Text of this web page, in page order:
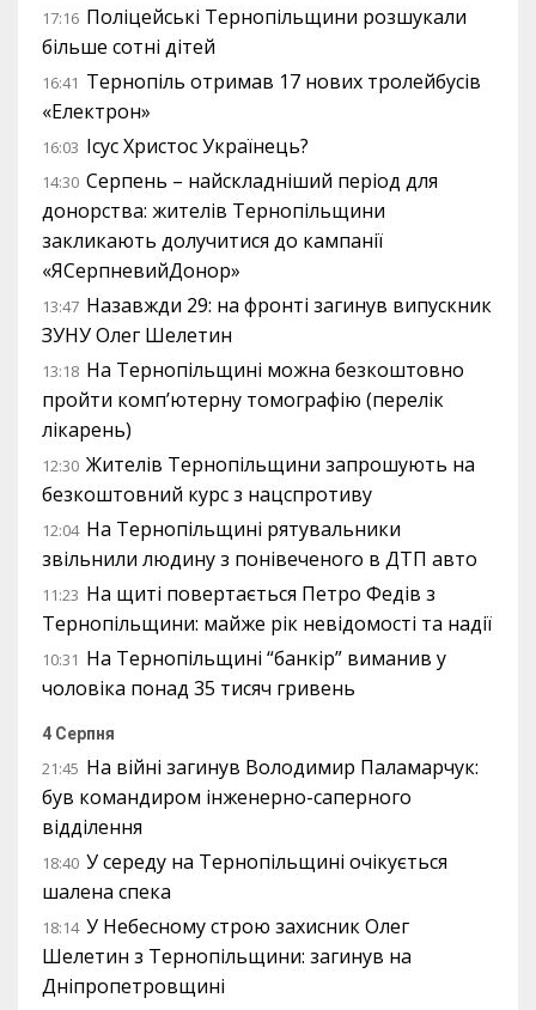
17:16 Поліцейські Тернопільщини розшукали
більше сотні дітей
16:41 Тернопіль отримав 17 нових тролейбусів
«Електрон»
16:03 Ісус Христос Українець?
14:30 Серпень – найскладніший період для
донорства: жителів Тернопільщини
закликають долучитися до кампанії
«ЯСерпневийДонор»
13:47 Назавжди 29: на фронті загинув випускник
ЗУНУ Олег Шелетин
13:18 На Тернопільщині можна безкоштовно
пройти комп’ютерну томографію (перелік
лікарень)
12:30 Жителів Тернопільщини запрошують на
безкоштовний курс з нацспротиву
12:04 На Тернопільщині рятувальники
звільнили людину з понівеченого в ДТП авто
11:23 На щиті повертається Петро Федів з
Тернопільщини: майже рік невідомості та надії
10:31 На Тернопільщині “банкір” виманив у
чоловіка понад 35 тисяч гривень
4 Серпня
21:45 На війні загинув Володимир Паламарчук:
був командиром інженерно-саперного
відділення
18:40 У середу на Тернопільщині очікується
шалена спека
18:14 У Небесному строю захисник Олег
Шелетин з Тернопільщини: загинув на
Дніпропетровщині